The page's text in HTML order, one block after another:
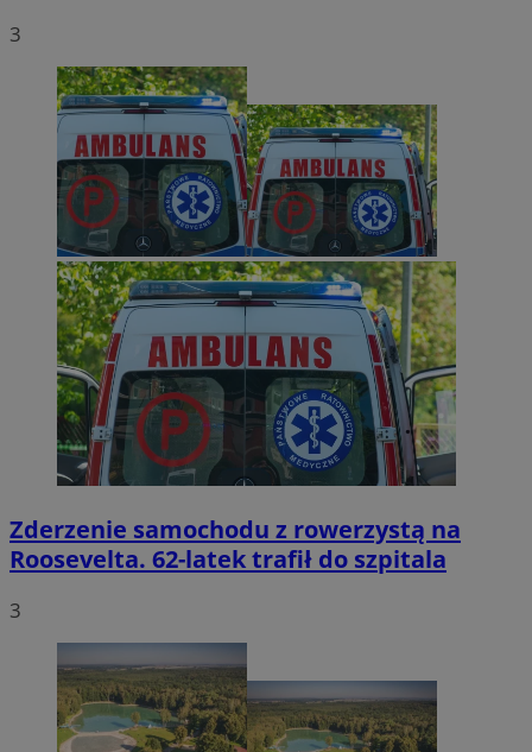
3
Zderzenie samochodu z rowerzystą na
Roosevelta. 62-latek trafił do szpitala
3